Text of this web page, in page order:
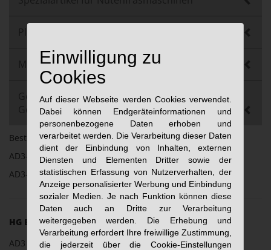
Multizylinder
Gebrauchtmaschinen und
Gebrauchtkomponenten
Bestellbezeichnung:
AD3-40-500
AD3-50-500
HG Einlege-Prismagröße:
AD3
Einwilligung zu
Cookies
Auf dieser Webseite werden Cookies verwendet.
Dabei können Endgeräteinformationen und
personenbezogene Daten erhoben und
verarbeitet werden. Die Verarbeitung dieser Daten
dient der Einbindung von Inhalten, externen
Diensten und Elementen Dritter sowie der
statistischen Erfassung von Nutzerverhalten, der
Anzeige personalisierter Werbung und Einbindung
sozialer Medien. Je nach Funktion können diese
Daten auch an Dritte zur Verarbeitung
weitergegeben werden. Die Erhebung und
Verarbeitung erfordert Ihre freiwillige Zustimmung,
die jederzeit über die Cookie-Einstellungen